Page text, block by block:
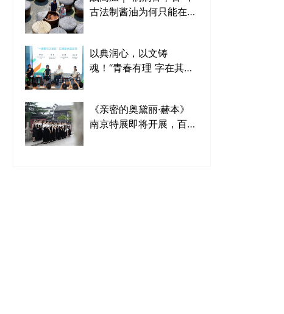
古法制酱油为何只能在三
以典润心，以文铸
魂！“青春有理 字在其
《亲密的奥黛丽·赫本》
南京特展即将开展，百